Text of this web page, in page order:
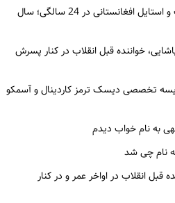
سفر به گذشته؛ گوگوش با تیپ و استایل افغانستانی در 24 سالگی؛ سال
خواننده قبل انقلاب در کنار پسرش
تخصصی دیسک ترمز کاردینال و آسمکو
به نام خواب دیدم
نام چی شد
قبل انقلاب در اواخر عمر و در کنار